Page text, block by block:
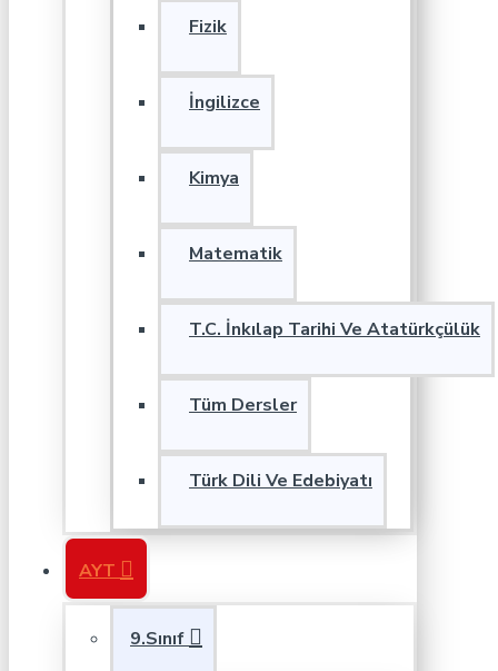
Fizik
İngilizce
Kimya
Matematik
T.C. İnkılap Tarihi Ve Atatürkçülük
Tüm Dersler
Türk Dili Ve Edebiyatı
AYT
9.Sınıf